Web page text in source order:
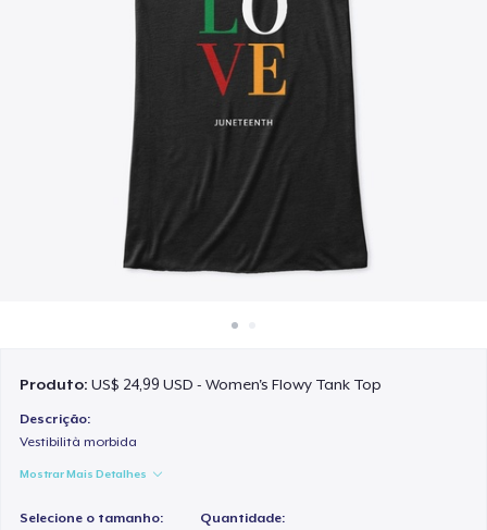
Venda em todo lugar
Venda qualquer coisa
Produto:US$ 24,99 USD - Women's Flowy Tank Top
Descrição:
Vestibilità morbida
Mostrar Mais Detalhes
Selecione o tamanho: Quantidade: